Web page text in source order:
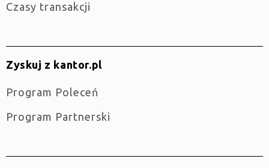
Czasy transakcji
Zyskuj z kantor.pl
Program Poleceń
Program Partnerski